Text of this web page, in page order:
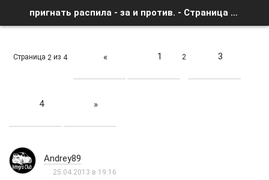
пригнать распила - за и против. - Страница 2 - Список форумов
Страница 2 из 4 « 1 2 3
4 »
Andrey89
25.04.2013 в 19:16